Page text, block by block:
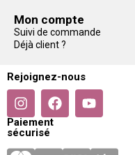
Mon compte
Suivi de commande
Déjà client ?
Rejoignez-nous
Paiement
sécurisé